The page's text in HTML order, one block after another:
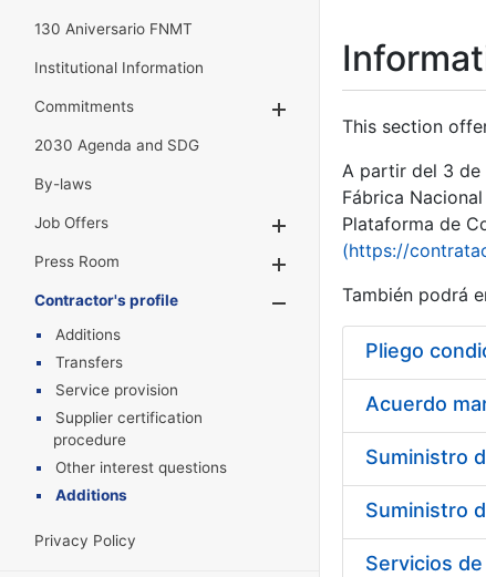
130 Aniversario FNMT
Institutional Information
Commitments
2030 Agenda and SDG
By-laws
Job Offers
Show/Hide
Press Room
Show/Hide
Contractor's profile
Show/Hide
Additions
Transfers
Service provision
Supplier certification
procedure
Other interest questions
Additions
Privacy Policy
This section
A partir del 3 de
Fábrica
Plataforma de
(https://
También podrá
Pliego
Acuerdo